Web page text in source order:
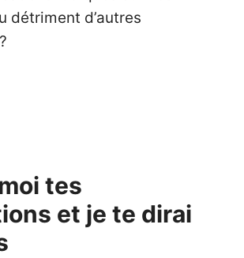
détriment d’autres
tes
et je te dirai